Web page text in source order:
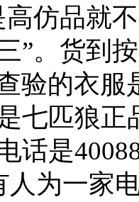
高仿品就
”。货到
验的衣服
七匹狼
话是
人为一家